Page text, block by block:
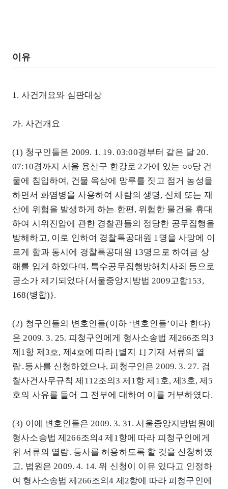
이유
1. 사건개요와 심판대상
가. 사건개요
(1) 청구인들은 2009. 1. 19. 03:00경부터 같은 달 20.
07:10경까지 서울 용산구 한강로 2가에 있는 ○○당 건
물에 침입하여, 건물 옥상에 망루를 짓고 점거 농성을
하면서 화염병을 사용하여 사람의 생명, 신체 또는 재
산에 위험을 발생하게 하는 한편, 위험한 물건을 휴대
하여 시위진압에 관한 경찰관들의 정당한 공무집행을
방해하고, 이로 인하여 경찰특공대원 1명을 사망에 이
르게 함과 동시에 경찰특공대원 13명으로 하여금 상
해를 입게 하였다며, 특수공무집행방해치사죄 등으로
공소가 제기되었다{서울중앙지방법 2009고합153,
168(병합)}.
(2) 청구인들의 변호인들(이하 ‘변호인들’이라 한다)
은 2009. 3. 25. 피청구인에게 형사소송법 제266조의3
제1항 제3호, 제4호에 따라 [별지 1] 기재 서류의 열
람․등사를 신청하였으나, 피청구인은 2009. 3. 27. 검
찰사건사무규칙 제112조의3 제1항 제1호, 제3호, 제5
호의 사유를 들어 그 전부에 대하여 이를 거부하였다.
(3) 이에 변호인들은 2009. 3. 31. 서울중앙지방법원에
형사소송법 제266조의4 제1항에 따라 피청구인에게
위 서류의 열람․등사를 허용하도록 할 것을 신청하였
고, 법원은 2009. 4. 14. 위 신청이 이유 있다고 인정하
여 형사소송법 제266조의4 제2항에 따라 피청구인에